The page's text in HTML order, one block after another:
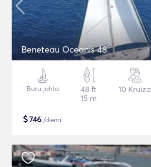
Beneteau Oceanis 48
Buru jahta
48 ft
15 m
10 Kruīza
$746 /diena